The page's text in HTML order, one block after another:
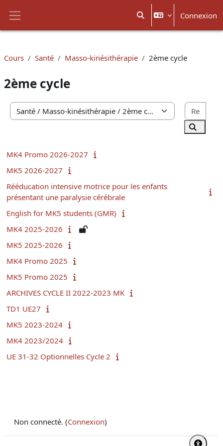
Activer/désactiver la
Connexion
Cours Santé Masso-kinésithérapie 2ème cycle
2ème cycle
Catégories de cours
MK4 Promo 2026-2027
MK5 2026-2027
Rééducation intensive motrice pour les enfants
présentant une paralysie cérébrale
English for MK5 students (GMR)
MK4 2025-2026
MK5 2025-2026
MK4 Promo 2025
MK5 Promo 2025
ARCHIVES CYCLE II 2022-2023 MK
TD1 UE27
MK5 2023-2024
MK4 2023/2024
UE 31-32 Optionnelles Cycle 2
Non connecté. (Connexion)